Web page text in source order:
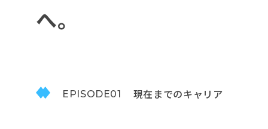
へ。
EPISODE01 現在までのキャリア